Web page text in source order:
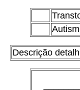
Descrição